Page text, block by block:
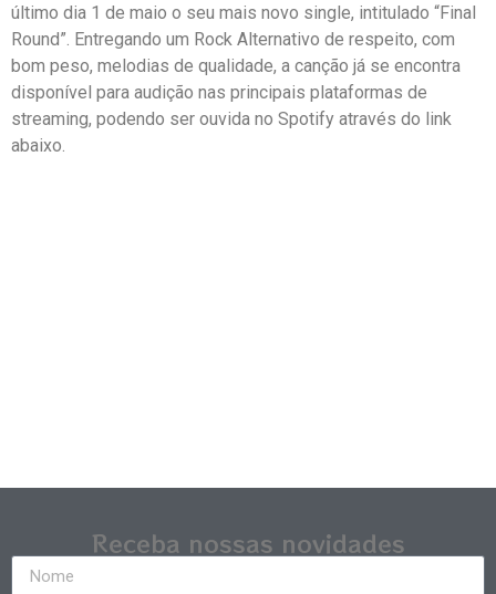
último dia 1 de maio o seu mais novo single, intitulado “Final
Round”. Entregando um Rock Alternativo de respeito, com
bom peso, melodias de qualidade, a canção já se encontra
disponível para audição nas principais plataformas de
streaming, podendo ser ouvida no Spotify através do link
abaixo.
Receba nossas novidades